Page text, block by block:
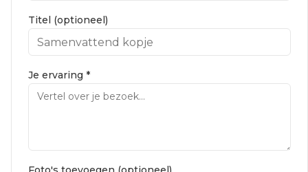
Titel (optioneel)
Je ervaring *